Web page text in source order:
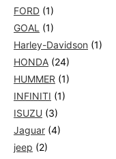
FORD (1)
GOAL (1)
Harley-Davidson (1)
HONDA (24)
HUMMER (1)
INFINITI (1)
ISUZU (3)
Jaguar (4)
jeep (2)